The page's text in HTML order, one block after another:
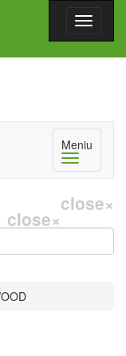
Meniu
close×
close×